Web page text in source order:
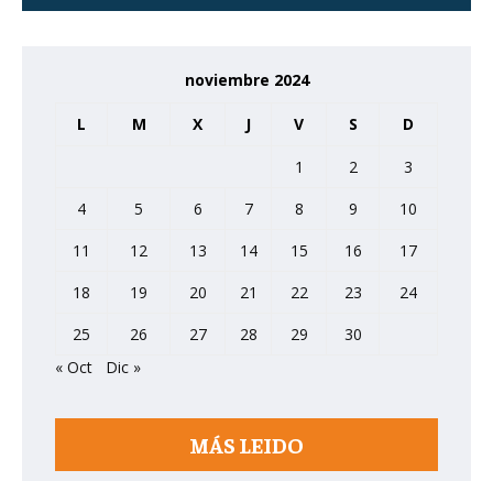
noviembre 2024
L M X J V S D
1 2
3
4
5 6 7 8 9
10
11
12 13 14 15 16
17
18
19 20 21 22 23
24
25
26 27 28 29
30
« Oct
Dic »
MÁS LEIDO